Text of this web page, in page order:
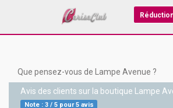
Que pensez-vous de Lampe Avenue ?
Avis des clients sur la boutique Lampe
Note : 3/ 5pour5avis